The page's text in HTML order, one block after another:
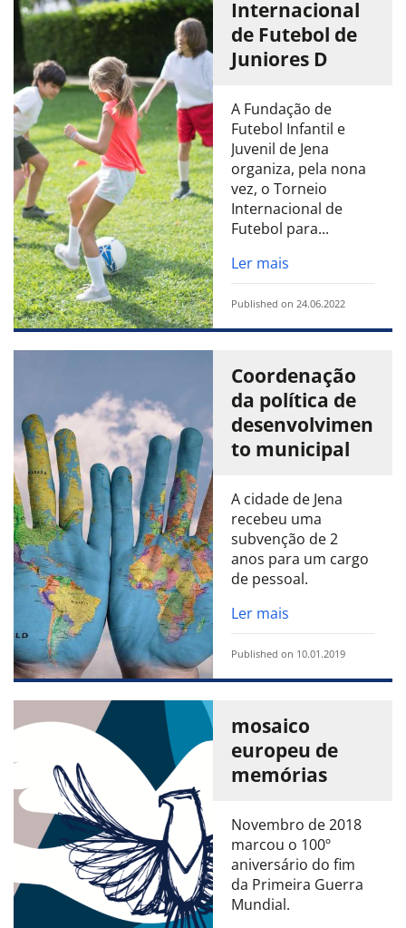
Internacional
de Futebol de
Juniores D
A Fundação de
Futebol Infantil e
Juvenil de Jena
organiza, pela nona
vez, o Torneio
Internacional de
Futebol para...
Ler mais
Published on 24.06.2022
Coordenação
da política de
desenvolvimen
to municipal
A cidade de Jena
recebeu uma
subvenção de 2
anos para um cargo
de pessoal.
Ler mais
Published on 10.01.2019
mosaico
europeu de
memórias
Novembro de 2018
marcou o 100º
aniversário do fim
da Primeira Guerra
Mundial.